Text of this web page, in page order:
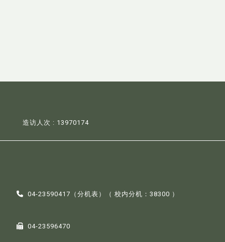
造访人次 : 13970174
04-23590417（分机表 ）（ 校内分机：38300 ）
04-23596470